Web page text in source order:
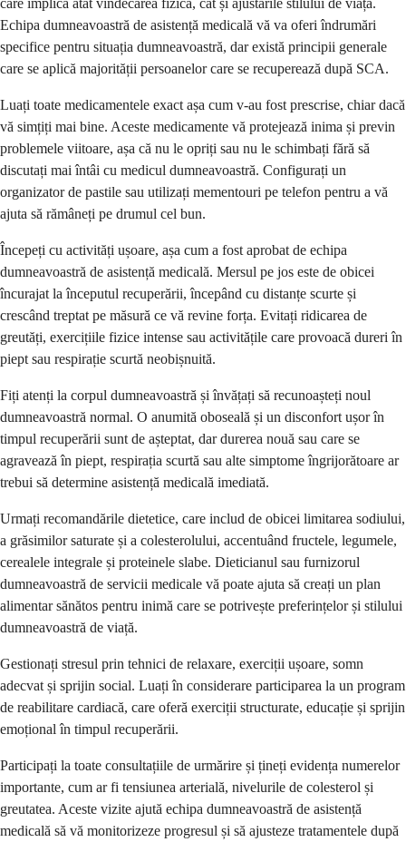
care implică atât vindecarea fizică, cât și ajustările stilului de viață.
Echipa dumneavoastră de asistență medicală vă va oferi îndrumări
specifice pentru situația dumneavoastră, dar există principii generale
care se aplică majorității persoanelor care se recuperează după SCA.
Luați toate medicamentele exact așa cum v-au fost prescrise, chiar dacă
vă simțiți mai bine. Aceste medicamente vă protejează inima și previn
problemele viitoare, așa că nu le opriți sau nu le schimbați fără să
discutați mai întâi cu medicul dumneavoastră. Configurați un
organizator de pastile sau utilizați mementouri pe telefon pentru a vă
ajuta să rămâneți pe drumul cel bun.
Începeți cu activități ușoare, așa cum a fost aprobat de echipa
dumneavoastră de asistență medicală. Mersul pe jos este de obicei
încurajat la începutul recuperării, începând cu distanțe scurte și
crescând treptat pe măsură ce vă revine forța. Evitați ridicarea de
greutăți, exercițiile fizice intense sau activitățile care provoacă dureri în
piept sau respirație scurtă neobișnuită.
Fiți atenți la corpul dumneavoastră și învățați să recunoașteți noul
dumneavoastră normal. O anumită oboseală și un disconfort ușor în
timpul recuperării sunt de așteptat, dar durerea nouă sau care se
agravează în piept, respirația scurtă sau alte simptome îngrijorătoare ar
trebui să determine asistență medicală imediată.
Urmați recomandările dietetice, care includ de obicei limitarea sodiului,
a grăsimilor saturate și a colesterolului, accentuând fructele, legumele,
cerealele integrale și proteinele slabe. Dieticianul sau furnizorul
dumneavoastră de servicii medicale vă poate ajuta să creați un plan
alimentar sănătos pentru inimă care se potrivește preferințelor și stilului
dumneavoastră de viață.
Gestionați stresul prin tehnici de relaxare, exerciții ușoare, somn
adecvat și sprijin social. Luați în considerare participarea la un program
de reabilitare cardiacă, care oferă exerciții structurate, educație și sprijin
emoțional în timpul recuperării.
Participați la toate consultațiile de urmărire și țineți evidența numerelor
importante, cum ar fi tensiunea arterială, nivelurile de colesterol și
greutatea. Aceste vizite ajută echipa dumneavoastră de asistență
medicală să vă monitorizeze progresul și să ajusteze tratamentele după